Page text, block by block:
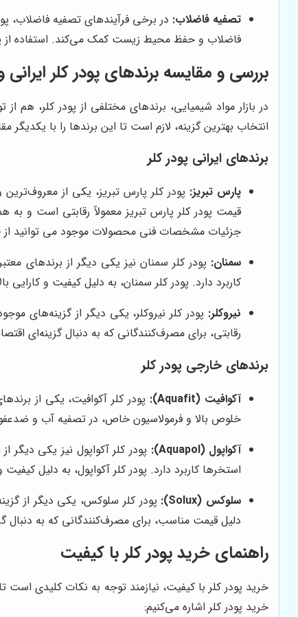
تصفیه فاضلاب: در برخی فرآیندهای تصفیه فاضلاب،
فاضلاب و حفظ محیط زیست کمک می‌کند. استفاده از
بررسی و مقایسه برندهای پودر کلر
در بازار مواد شیمیایی، برندهای مختلفی از پودر کلر،
انتخاب بهترین گزینه، لازم است تا این برندها را با یکدیگر
برندهای ایرانی پودر کلر
پارس تبریز: پودر کلر پارس تبریز، یکی از
قیمت پودر کلر پارس تبریز معمولاً رقابتی است و
جزئیات مشخصات فنی محصولات موجود می توانید
سمنان: پودر کلر سمنان نیز یکی دیگر از برندهای
کاربرد دارد. پودر کلر سمنان، به دلیل کیفیت و کارایی
نیروکلر: پودر کلر نیروکلر، یکی دیگر از گزینه‌های
رقابتی، برای مصرف‌کنندگانی که به دنبال گزینه‌ای
برندهای خارجی پودر کلر
آکوافیت (Aquafit):
پودر کلر آکوافیت، یکی از
خلوص بالا و فرمولاسیون خاص، در تصفیه آب و
آکواپول (Aquapol):
پودر کلر آکواپول نیز یکی
استخرها کاربرد دارد. پودر کلر آکواپول، به دلیل
سلوکس (Solux):
پودر کلر سلوکس، یکی دیگر از
دلیل قیمت مناسب، برای مصرف‌کنندگانی که به
راهنمای خرید پودر کلر با کیفیت
خرید پودر کلر با کیفیت، نیازمند توجه به نکات کلیدی
خرید پودر کلر اشاره می‌کنیم: